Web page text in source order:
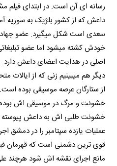
رسانه ای آن است. در ابتدای فیلم
داعش که از کشور بلژیک به سوریه
سعدی است شکل میگیرد. عضو
خودش کشته میشود اما عضو
اصلی در هدایت اعضای داعش دارد.
دیگر هم میبینیم زنی که از ایالات
از ستارگان عرصه موسیقی بوده
خشونت و مرگ در موسیقی اش
خشونت طلبی اش به داعش پیوسته و
عملیات یازده سپتامبر را در دمشق
قوی ترین دشمنی است که قهرمان
مانع اجرای نقشه اش شود هرچند